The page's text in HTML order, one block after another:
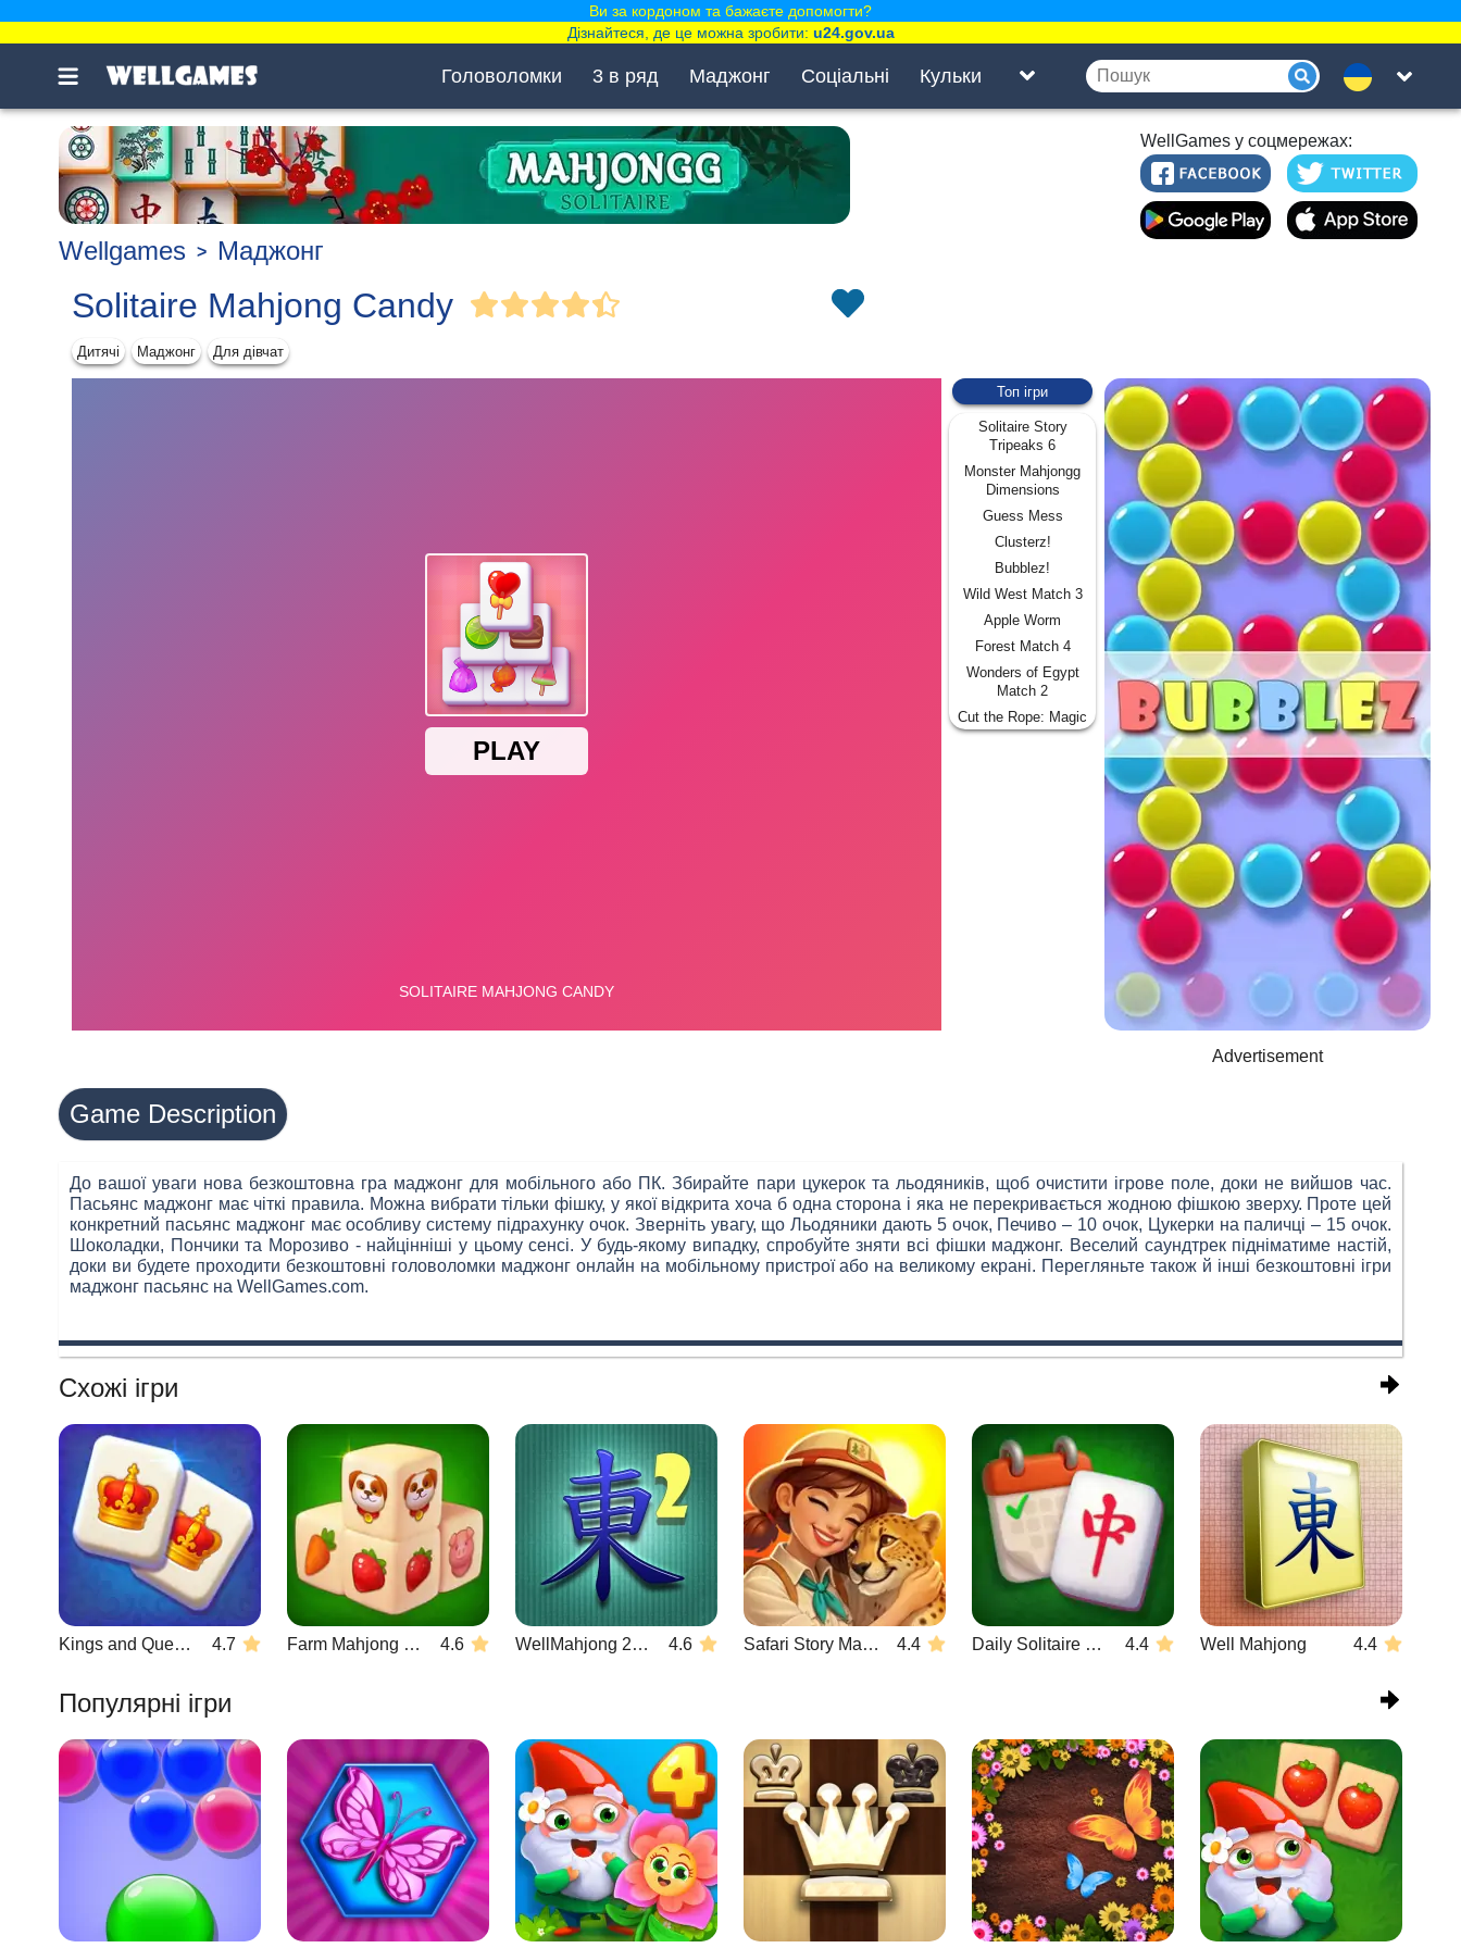
Головоломки 3 в ряд Маджонг Соціальні Кульки
WellGames у соцмережах:
Wellgames Маджонг
Solitaire Mahjong Candy
Дитячі Маджонг Для дівчат
Топ ігри
Solitaire Story
Tripeaks 6
Monster Mahjongg
Dimensions
Guess Mess
Clusterz!
Bubblez!
Wild West Match 3
Apple Worm
Forest Match 4
Wonders of Egypt
Match 2
Cut the Rope: Magic
Advertisement
Game Description
До вашої уваги нова безкоштовна гра маджонг для мобільного або ПК. Збирайте пари цукерок та льодяників, щоб очистити ігрове поле, доки не вийшов час.
Пасьянс маджонг має чіткі правила. Можна вибрати тільки фішку, у якої відкрита хоча б одна сторона і яка не перекривається жодною фішкою зверху. Проте цей
конкретний пасьянс маджонг має особливу систему підрахунку очок. Зверніть увагу, що Льодяники дають 5 очок, Печиво – 10 очок, Цукерки на паличці – 15 очок.
Шоколадки, Пончики та Морозиво - найцінніші у цьому сенсі. У будь-якому випадку, спробуйте зняти всі фішки маджонг. Веселий саундтрек підніматиме настій,
доки ви будете проходити безкоштовні головоломки маджонг онлайн на мобільному пристрої або на великому екрані. Перегляньте також й інші безкоштовні ігри
маджонг пасьянс на WellGames.com.
Схожі ігри
Kings and Queens Mahjong 4.7 Farm Mahjong 3D 4.6 WellMahjong 2: Internet Community 4.6 Safari Story Mahjong 4.4 Daily Solitaire Mahjong Classic 4.4 Well Mahjong 4.4
Популярні ігри
Ви за кордоном та бажаєте допомогти?
Дізнайтеся, де це можна зробити: u24.gov.ua